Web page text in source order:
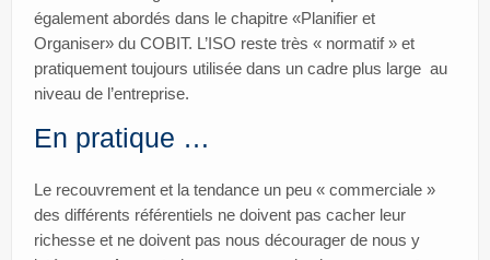
également abordés dans le chapitre «Planifier et
Organiser» du COBIT. L’ISO reste très « normatif » et
pratiquement toujours utilisée dans un cadre plus large au
niveau de l’entreprise.
En pratique …
Le recouvrement et la tendance un peu « commerciale »
des différents référentiels ne doivent pas cacher leur
richesse et ne doivent pas nous décourager de nous y